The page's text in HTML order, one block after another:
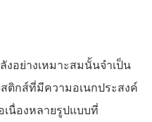
อย่างเหมาะสมนั้นจำเป็น
ติกส์ที่มีความอเนกประสงค์
เนื่องหลายรูปแบบที่